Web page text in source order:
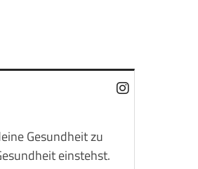
Gesundheit zu
einstehst.